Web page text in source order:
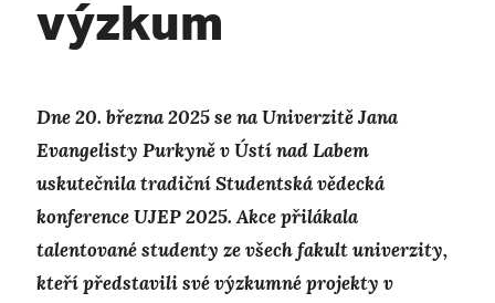
výzkum
Dne 20. března 2025 se na Univerzitě Jana
Evangelisty Purkyně v Ústí nad Labem
uskutečnila tradiční Studentská vědecká
konference UJEP 2025. Akce přilákala
talentované studenty ze všech fakult univerzity,
kteří představili své výzkumné projekty v